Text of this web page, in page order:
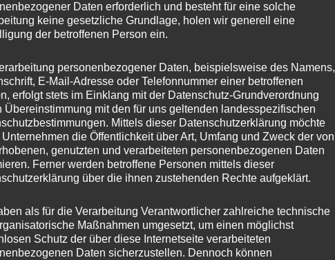
Daten erforderlich und besteht für eine solche
keine gesetzliche Grundlage, holen wir generell eine
der betroffenen Person ein.
personenbezogener Daten, beispielsweise des Namens,
E-Mail-Adresse oder Telefonnummer einer betroffenen
erfolgt stets im Einklang mit der Datenschutz-Grundverordnung
Übereinstimmung mit den für uns geltenden landesspezifischen
Mittels dieser Datenschutzerklärung möchte
Unternehmen die Öffentlichkeit über Art, Umfang und Zweck der von
genutzten und verarbeiteten personenbezogenen Daten
Ferner werden betroffene Personen mittels dieser
über die ihnen zustehenden Rechte aufgeklärt.
als für die Verarbeitung Verantwortlicher zahlreiche technische
Maßnahmen umgesetzt, um einen möglichst
Schutz der über diese Internetseite verarbeiteten
Daten sicherzustellen. Dennoch können